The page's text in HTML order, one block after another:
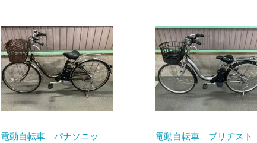
電動自転車 パナソニッ
電動自転車 ブリヂスト